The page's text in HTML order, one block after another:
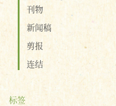
刊物
新闻稿
剪报
连结
标签